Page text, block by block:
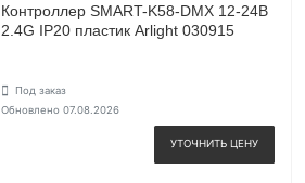
Контроллер SMART-K58-DMX 12-24В
2.4G IP20 пластик Arlight 030915
Под заказ
Обновлено 07.08.2026
УТОЧНИТЬ ЦЕНУ